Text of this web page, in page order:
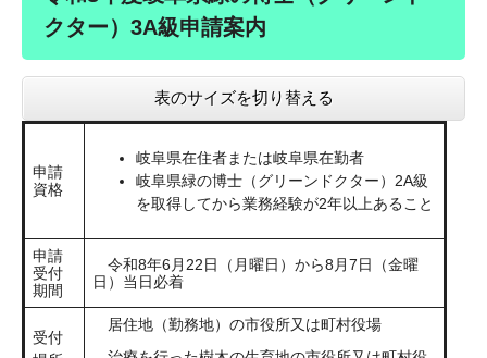
クター）3A級申請案内
表のサイズを切り替える
申請
資格
岐阜県在住者または岐阜県在勤者
岐阜県緑の博士（グリーンドクター）2A級
を取得してから業務経験が2年以上あること
申請
受付
期間
令和8年6月22日（月曜日）から8月7日（金曜
日）当日必着
受付
居住地（勤務地）の市役所又は町村役場